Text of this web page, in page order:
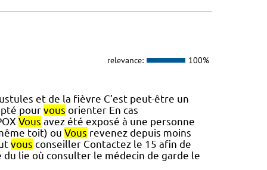
relevance: 100%
et de la fièvre C’est peut-être un
pour vous orienter En cas
Vous avez été exposé à une personne
toit) ou Vous revenez depuis moins
vous conseiller Contactez le 15 afin de
lie où consulter le médecin de garde le